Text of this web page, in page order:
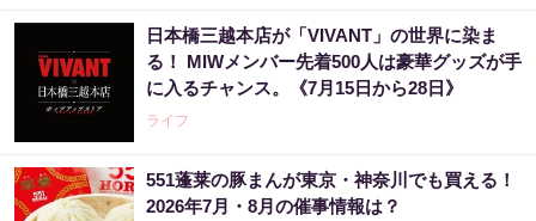
日本橋三越本店が「VIVANT」の世界に染ま
る！ MIWメンバー先着500人は豪華グッズが手
に入るチャンス。《7月15日から28日》
ライフ
551蓬莱の豚まんが東京・神奈川でも買える！
2026年7月・8月の催事情報は？